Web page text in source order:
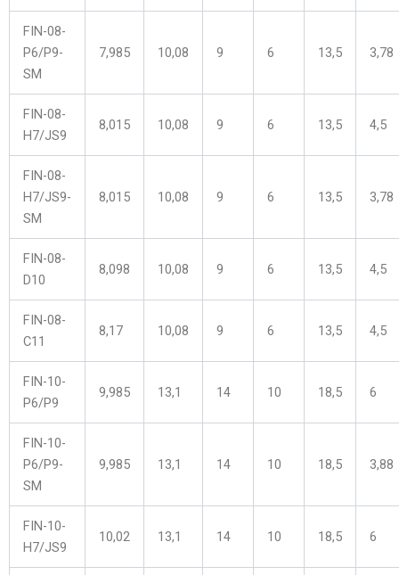
FIN-08-
P6/P9-
SM
7,985 10,08 9 6 13,5 3,78
FIN-08-
H7/JS9
8,015 10,08 9 6 13,5 4,5
FIN-08-
H7/JS9-
SM
8,015 10,08 9 6 13,5 3,78
FIN-08-
D10
8,098 10,08 9 6 13,5 4,5
FIN-08-
C11
8,17 10,08 9 6 13,5 4,5
FIN-10-
P6/P9
9,985 13,1 14 10 18,5 6
FIN-10-
P6/P9-
SM
9,985 13,1 14 10 18,5 3,88
FIN-10-
H7/JS9
10,02 13,1 14 10 18,5 6